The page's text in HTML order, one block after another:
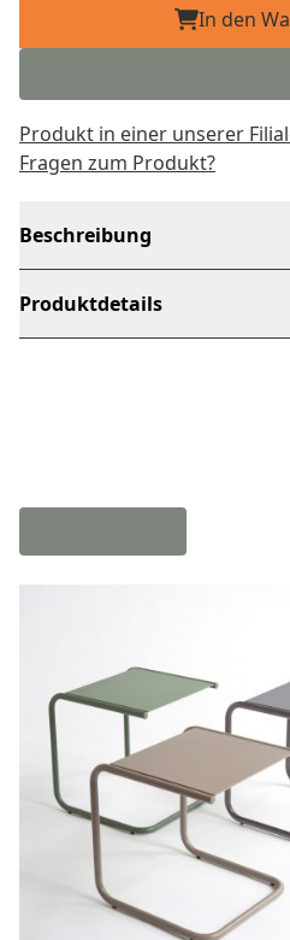
In den
Produkt in einer unserer
Fragen zum Produkt?
Beschreibung
Produktdetails